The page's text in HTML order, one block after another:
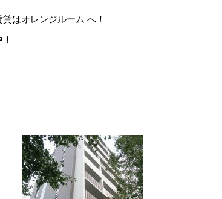
はオレンジルーム へ！